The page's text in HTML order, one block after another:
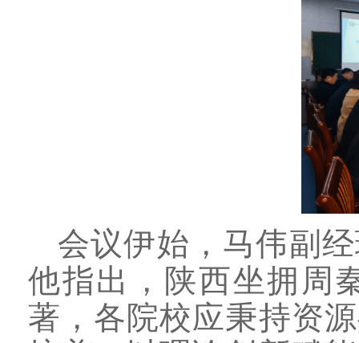
会议伊始，马伟副
他指出，陕西坐拥周
著，各院校应秉持资